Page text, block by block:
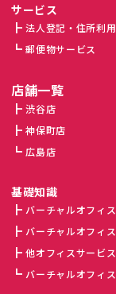
サービス
法人登記・住所利用
郵便物サービス
店舗一覧
渋谷店
神保町店
広島店
基礎知識
バーチャルオフィ
バーチャルオフィ
他オフィスサービ
バーチャルオフィ